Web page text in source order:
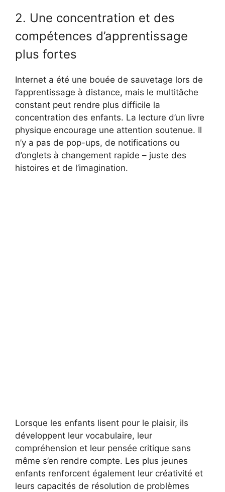
2. Une concentration et des
compétences d’apprentissage
plus fortes
Internet a été une bouée de sauvetage lors de
l’apprentissage à distance, mais le multitâche
constant peut rendre plus difficile la
concentration des enfants. La lecture d’un livre
physique encourage une attention soutenue. Il
n’y a pas de pop-ups, de notifications ou
d’onglets à changement rapide – juste des
histoires et de l’imagination.
Lorsque les enfants lisent pour le plaisir, ils
développent leur vocabulaire, leur
compréhension et leur pensée critique sans
même s’en rendre compte. Les plus jeunes
enfants renforcent également leur créativité et
leurs capacités de résolution de problèmes